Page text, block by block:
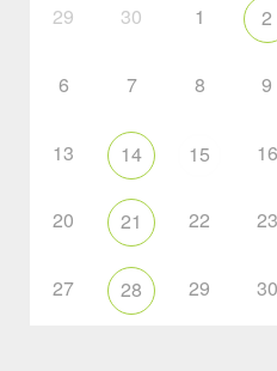
29 30 1 2
6 7 8 9
13 14 15 16
20 21 22 23
27 28 29 30